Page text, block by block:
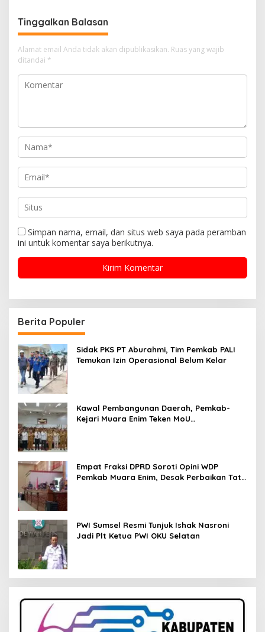
Tinggalkan Balasan
Alamat email Anda tidak akan dipublikasikan. Ruas yang wajib
ditandai *
Simpan nama, email, dan situs web saya pada peramban
ini untuk komentar saya berikutnya.
Berita Populer
Sidak PKS PT Aburahmi, Tim Pemkab PALI
Temukan Izin Operasional Belum Kelar
Kawal Pembangunan Daerah, Pemkab-
Kejari Muara Enim Teken MoU
Empat Fraksi DPRD Soroti Opini WDP
Pemkab Muara Enim, Desak Perbaikan Tata
PWI Sumsel Resmi Tunjuk Ishak Nasroni
Jadi Plt Ketua PWI OKU Selatan